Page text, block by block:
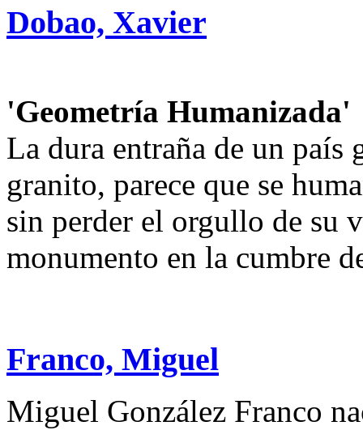
Dobao, Xavier
'Geometría Humanizada'
La dura entraña de un
granito, parece que se
sin perder el orgullo de su
monumento en la cumbre
Franco, Miguel
Miguel González Franco